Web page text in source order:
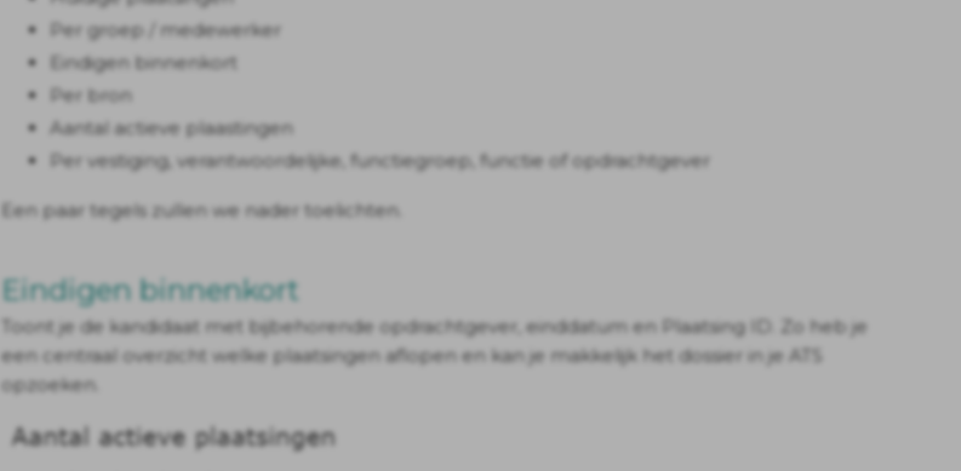
Per groep / medewerker
Eindigen binnenkort
Per bron
Aantal actieve plaastingen
Per vestiging, verantwoordelijke, functiegroep, functie of opdrachtgever
Een paar tegels zullen we nader toelichten.
Eindigen binnenkort
Toont je de kandidaat met bijbehorende opdrachtgever, einddatum en Plaatsing ID. Zo heb je
een centraal overzicht welke plaatsingen aflopen en kan je makkelijk het dossier in je ATS
opzoeken.